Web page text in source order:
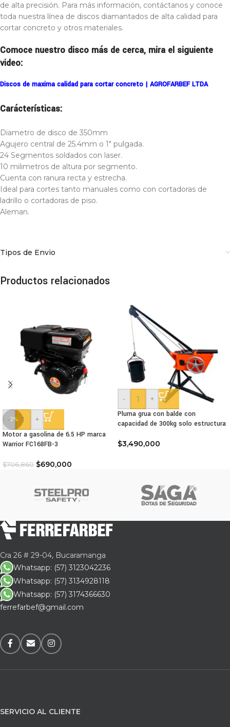
de alta precisión. Para más información, contáctanos y conoce
toda nuestra línea de discos diamantados de alta calidad para
cortar concreto y otros materiales.
Comoce nuestro disco más de cerca, mira el siguiente
video:
Discos de maxima calidad para cortar concreto | AGROFARBEF LTDA
Carácterísticas:
Diametro de disco de 350mm
Agujero central de 25.4mm o 1″ pulgada.
24 Segmentos soldados con laser.
10 milimetros de altura por segmento.
Cuenta con ranura recta y estrecha.
Ideal para cortes tanto manuales como con cortadoras de
ladrillo o cortadoras de piso.
Aleman.
Tipos de Envio
Productos relacionados
-2%
-
+
Motor a gasolina de 6.5 HP marca
Warrior FC168FB-3
$706,860 $690,000
-
+
Pluma grua con balde con
capacidad de 300kg solo estructura
$3,490,000
Cra 26 # 29-04, Bucaramanga
Whatsapp: (57) 3123042236
Whatsapp: (57) 3134928118
Whatsapp: (57) 3174366630
ferrefarbef@gmail.com
SERVICIO AL CLIENTE